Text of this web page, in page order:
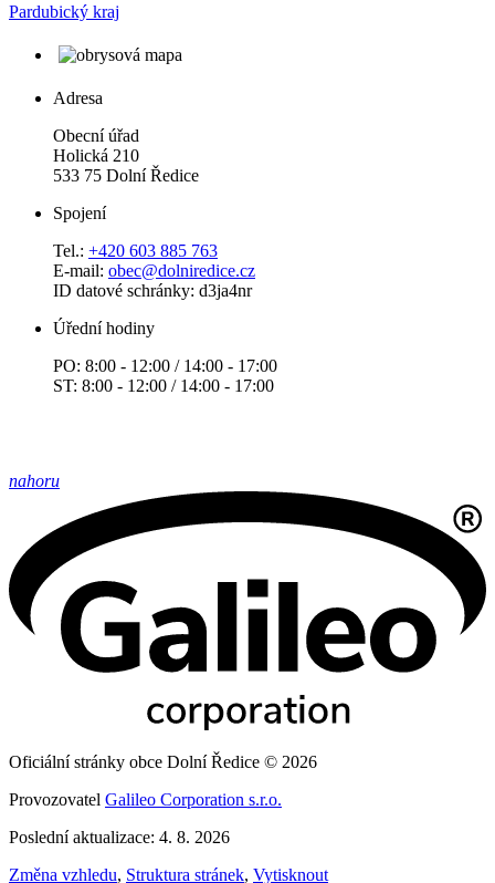
Pardubický kraj
Adresa
Obecní úřad
Holická 210
533 75 Dolní Ředice
Spojení
Tel.: +420 603 885 763
E-mail: obec@dolniredice.cz
ID datové schránky: d3ja4nr
Úřední hodiny
PO: 8:00 - 12:00 / 14:00 - 17:00
ST: 8:00 - 12:00 / 14:00 - 17:00
nahoru
Oficiální stránky obce Dolní Ředice © 2026
Provozovatel Galileo Corporation s.r.o.
Poslední aktualizace: 4. 8. 2026
Změna vzhledu, Struktura stránek, Vytisknout